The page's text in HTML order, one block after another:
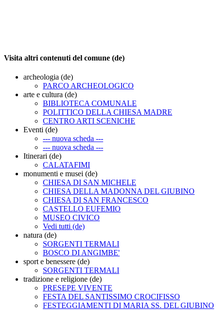
Visita altri contenuti del comune (de)
archeologia (de)
PARCO ARCHEOLOGICO
arte e cultura (de)
BIBLIOTECA COMUNALE
POLITTICO DELLA CHIESA MADRE
CENTRO ARTI SCENICHE
Eventi (de)
--- nuova scheda ---
--- nuova scheda ---
Itinerari (de)
CALATAFIMI
monumenti e musei (de)
CHIESA DI SAN MICHELE
CHIESA DELLA MADONNA DEL GIUBINO
CHIESA DI SAN FRANCESCO
CASTELLO EUFEMIO
MUSEO CIVICO
Vedi tutti (de)
natura (de)
SORGENTI TERMALI
BOSCO DI ANGIMBE'
sport e benessere (de)
SORGENTI TERMALI
tradizione e religione (de)
PRESEPE VIVENTE
FESTA DEL SANTISSIMO CROCIFISSO
FESTEGGIAMENTI DI MARIA SS. DEL GIUBINO